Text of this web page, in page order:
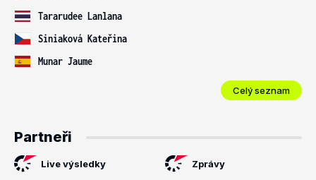
Tararudee Lanlana
Siniaková Kateřina
Munar Jaume
Celý seznam
Partneři
Live výsledky Zprávy